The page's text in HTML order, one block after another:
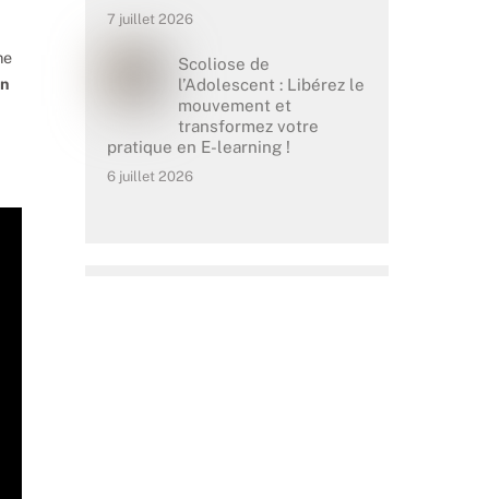
7 juillet 2026
Scoliose de
l’Adolescent : Libérez le
mouvement et
transformez votre
pratique en E-learning !
6 juillet 2026